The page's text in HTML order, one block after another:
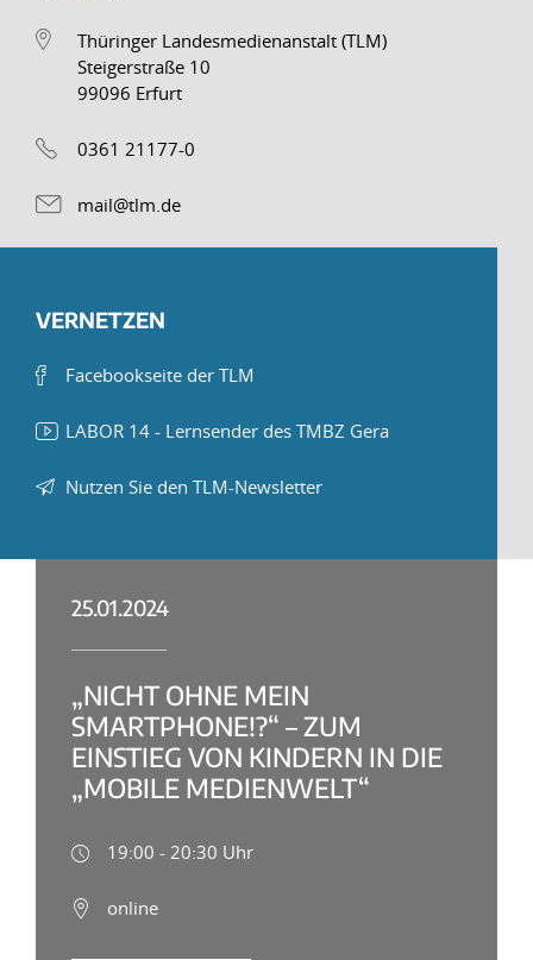
Thüringer Landesmedienanstalt (TLM)
Steigerstraße 10
99096 Erfurt
0361 21177-0
mail@tlm.de
VERNETZEN
Facebookseite der TLM
LABOR 14 - Lernsender des TMBZ Gera
Nutzen Sie den TLM-Newsletter
25.01.2024
„NICHT OHNE MEIN
SMARTPHONE!?“ – ZUM
EINSTIEG VON KINDERN IN DIE
„MOBILE MEDIENWELT“
19:00 - 20:30 Uhr
online